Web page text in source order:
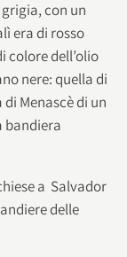
con un
era di rosso
colore dell’olio
nere: quella di
Menascè di un
bandiera
a Salvador
delle